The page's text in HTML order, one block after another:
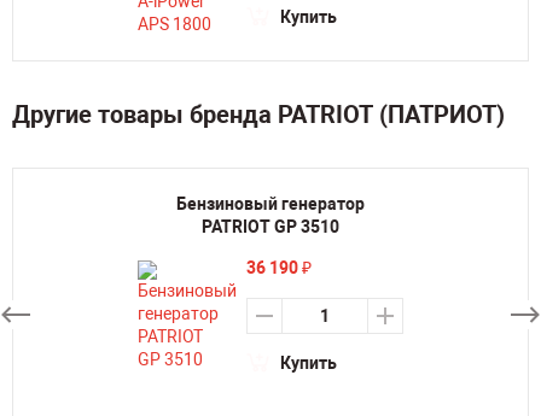
Купить
Другие товары бренда PATRIOT (ПАТРИОТ)
Бензиновый генератор
PATRIOT GP 3510
36 190₽
Купить